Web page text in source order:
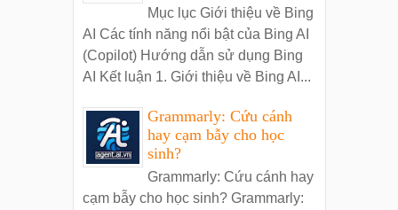
Mục lục Giới thiệu về Bing
AI Các tính năng nổi bật của Bing AI
(Copilot) Hướng dẫn sử dụng Bing
AI Kết luận 1. Giới thiệu về Bing AI...
Grammarly: Cứu cánh
hay cạm bẫy cho học
sinh?
Grammarly: Cứu cánh hay
cạm bẫy cho học sinh? Grammarly: